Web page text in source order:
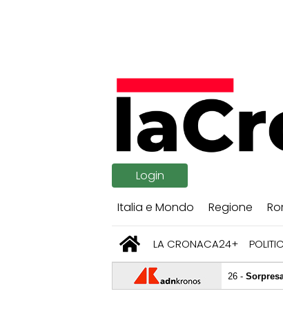
Login
Italia e Mondo
Regione
LA CRONACA24+
06/08/2026 - Sorpresa a Montreal,